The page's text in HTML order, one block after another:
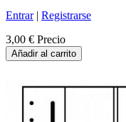
Entrar| Registrarse
3,00 € Precio
Añadir al carrito